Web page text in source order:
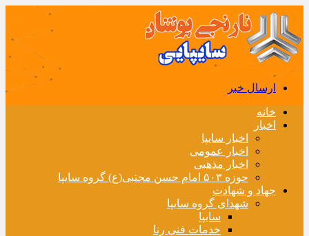
ارسال خبر
خانه
اخبار
اخبار سایپا
اخبار عمومی
اخبار مذهبی
حوزه ۵۰۳ امام حسن مجتبی(ع) گروه سایپا
جهاد و شهادت
شهدای گروه سایپا
سایپا
خدمات فنی رنا